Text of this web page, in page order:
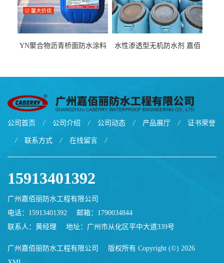
YN聚合物沥青桥面防水涂料
水性渗透型无机防水剂 嘉佰
公司首页 / 公司介绍 / 公司动态 / 产品展厅 / 证书荣誉
/ 联系方式 / 在线留言 /
15913401392
广州嘉佰丽防水工程有限公司
电话：15913401392
邮箱： 1790034844
联系人：黄经理
地址：广州市从化区平中大道339号
广州嘉佰丽防水工程有限公司
版权所有 Copyright (©) 2026